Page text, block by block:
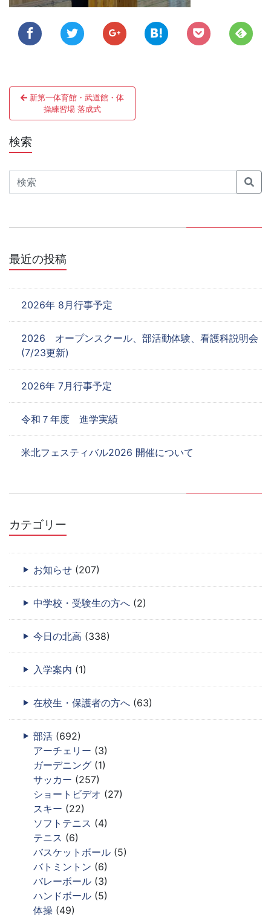
投
稿
ナ
ビ
ゲ
ー
シ
ン
新第一体育館・武道館・体
操練習場 落成式
検索
Search
最近の投稿
2026年 8月行事予定
2026 オープンスクール、部活動体験、看護科説明会
(7/23更新)
2026年 7月行事予定
令和７年度 進学実績
米北フェスティバル2026 開催について
カテゴリー
お知らせ (207)
中学校・受験生の方へ (2)
今日の北高 (338)
入学案内 (1)
在校生・保護者の方へ (63)
部活 (692)
アーチェリー (3)
ガーデニング (1)
サッカー (257)
ショートビデオ (27)
スキー (22)
ソフトテニス (4)
テニス (6)
バスケットボール (5)
バトミントン (6)
バレーボール (3)
ハンドボール (5)
体操 (49)